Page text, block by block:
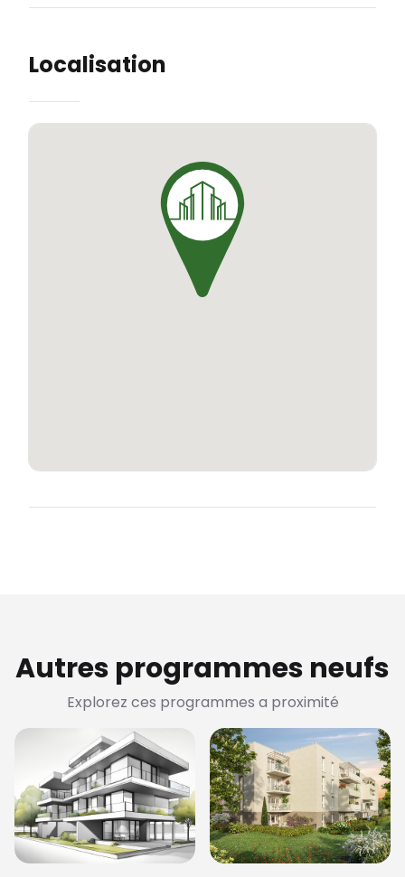
Localisation
Autres programmes neufs
Explorez ces programmes a proximité